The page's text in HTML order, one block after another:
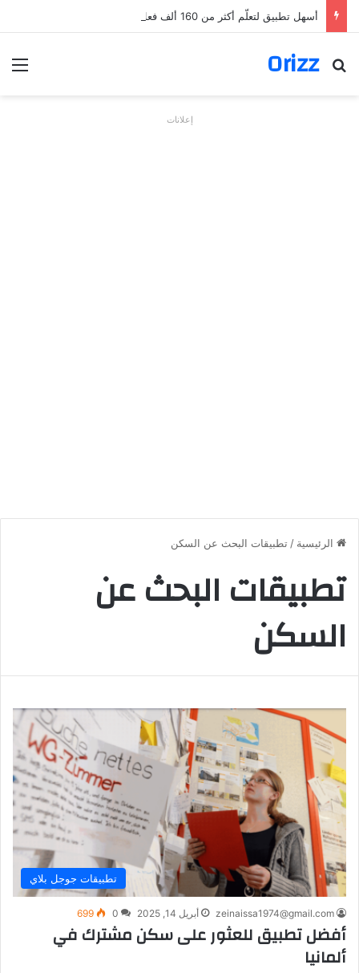
أسهل تطبيق لتعلّم أكثر من 160 ألف فعل بالألمانية
Orizz
بحث عن
إعلانات
الرئيسية / تطبيقات البحث عن السكن
تطبيقات البحث عن
السكن
تطبيقات جوجل بلاي
zeinaissa1974@gmail.com أبريل 14, 2025 0
699
أفضل تطبيق للعثور على سكن مشترك في
ألمانيا